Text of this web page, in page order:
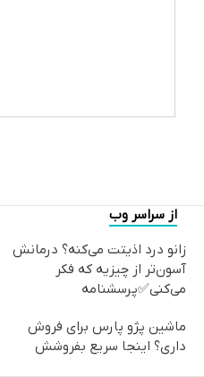
از سراسر وب
زانو درد اذیتت می‌کنه؟ درمانش
آسون‌تر از چیزیه که فکر
می‌کنی✅پرسشنامه
ماشین پژو پارس برای فروش
داری؟ اینجا سریع بفروشش